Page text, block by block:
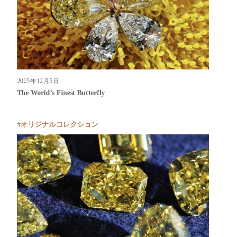
2025年12月5日
The World’s Finest Butterfly
オリジナルコレクション